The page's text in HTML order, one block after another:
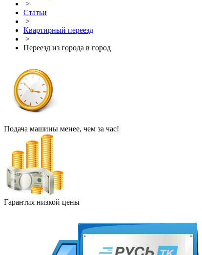
>
Статьи
>
Квартирный переезд
>
Переезд из города в город
Подача машины менее, чем за час!
Гарантия низкой цены